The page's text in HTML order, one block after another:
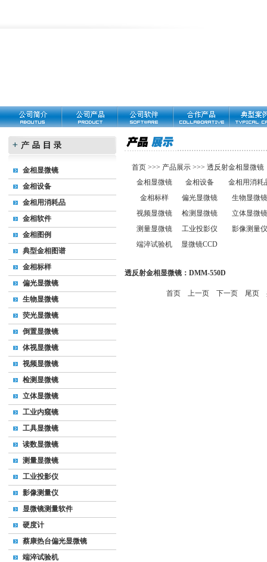
金相显微镜
金相设备
金相用消耗品
金相软件
金相图例
典型金相图谱
金相标样
偏光显微镜
生物显微镜
荧光显微镜
倒置显微镜
体视显微镜
视频显微镜
检测显微镜
立体显微镜
工业内窥镜
工具显微镜
读数显微镜
测量显微镜
工业投影仪
影像测量仪
显微镜测量软件
硬度计
蔡康热台偏光显微镜
端淬试验机
首页 >>> 产品展示 >>> 透反射金相显微镜
金相显微镜
金相设备
金相用消耗
金相标样
偏光显微镜
生物显微镜
视频显微镜
检测显微镜
立体显微镜
测量显微镜
工业投影仪
影像测量仪
端淬试验机
显微镜CCD
透反射金相显微镜：DMM-550D
首页 上一页 下一页 尾页